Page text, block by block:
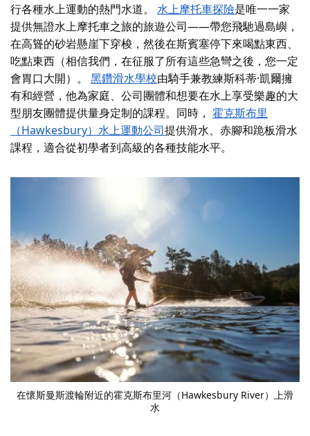
行各種水上運動的熱門水道。
水上摩托車探險是唯一一家
提供無證水上摩托車之旅的旅遊公司——帶您飛馳過島嶼，
在高聳的砂岩懸崖下穿梭，然後在斯賓塞停下來喝點東西、
吃點東西（相信我們，在征服了所有這些急彎之後，您一定
會胃口大開）。
黑鑽滑水學校由騎手兼教練斯科蒂·凱爾擁
有和經營，他為家庭、公司團體和想要在水上享受樂趣的大
型朋友團體提供量身定制的課程。同時， 霍克斯布里
（Hawkesbury）水上運動公司提供滑水、赤腳和跪板滑水
課程 ，適合從初學者到高級的各種技能水平。
在懷斯曼斯渡輪附近的霍克斯布里河（Hawkesbury River）上滑
水